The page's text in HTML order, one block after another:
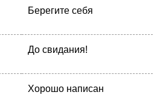
Берегите себя
До свидания!
Хорошо написан